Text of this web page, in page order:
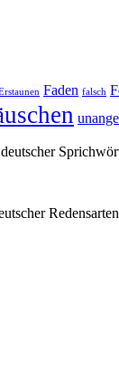
Faden falsch